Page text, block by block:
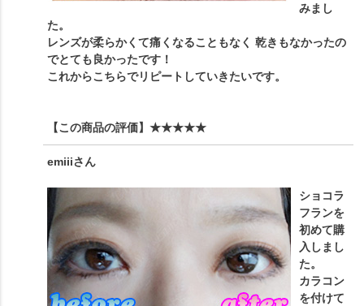
みまし
た。
レンズが柔らかくて痛くなることもなく 乾きもなかったの
でとても良かったです！
これからこちらでリピートしていきたいです。
【この商品の評価】 ★★★★★
emiiiさん
ショコラ
フランを
初めて購
入しまし
た。
カラコン
を付けて